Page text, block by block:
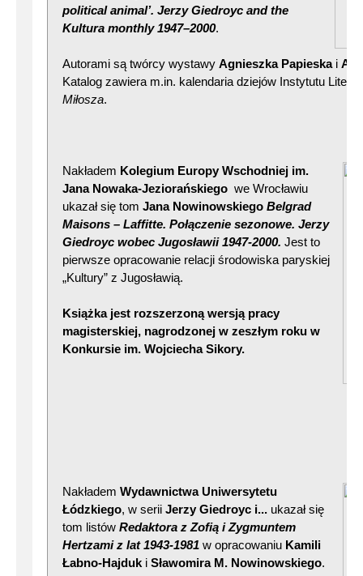
political animal’. Jerzy Giedroyc and the
Kultura monthly 1947–2000.
Autorami są twórcy wystawy Agnieszka Papieskai
Katalog zawiera m.in. kalendaria dziejów Instytutu
Miłosza.
Nakładem Kolegium Europy Wschodniej im.
Jana Nowaka-Jeziorańskiego we Wrocławiu
ukazał się tom Jana Nowinowskiego Belgrad
Maisons – Laffitte. Połączenie sezonowe. Jerzy
Giedroyc wobec Jugosławii 1947-2000. Jest to
pierwsze opracowanie relacji środowiska paryskiej
„Kultury” z Jugosławią.
Książka jest rozszerzoną wersją pracy
magisterskiej, nagrodzonej w zeszłym roku w
Konkursie im. Wojciecha Sikory.
Nakładem Wydawnictwa Uniwersytetu
Łódzkiego, w serii Jerzy Giedroyc i... ukazał się
tom listów Redaktora z Zofią i Zygmuntem
Hertzami z lat 1943-1981 w opracowaniu Kamili
Łabno-Hajduk i Sławomira M. Nowinowskiego.